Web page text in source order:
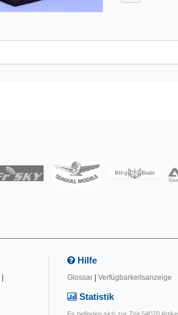
Hilfe
Glossar Verfügbarkeitsanzeige
Statistik